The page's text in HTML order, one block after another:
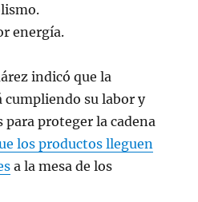
energía.
indicó que la
cumpliendo su labor y
proteger la cadena
los productos lleguen
a la mesa de los